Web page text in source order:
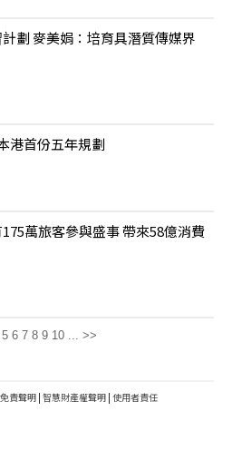
劃 麥美娟：培育具潛質傳媒界
港首份五年規劃
萬旅客參與盛事 帶來58億消費
5 6 7 8 9 10 ... >>
責聲明 | 智慧財產權聲明 | 使用者責任